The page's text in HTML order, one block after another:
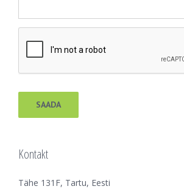
Kontakt
Tähe 131F, Tartu, Eesti